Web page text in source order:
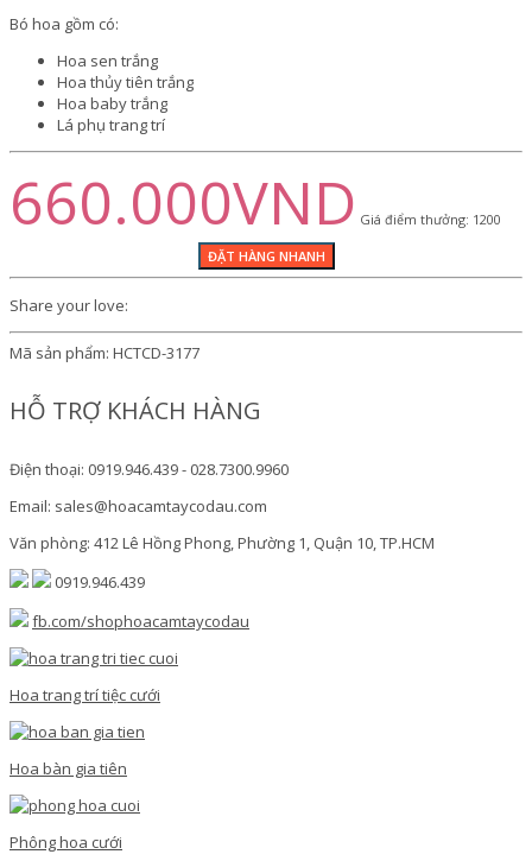
Bó hoa gồm có:
Hoa sen trắng
Hoa thủy tiên trắng
Hoa baby trắng
Lá phụ trang trí
660.000VND Giá điểm thưởng: 1200
Share your love:
Mã sản phẩm: HCTCD-3177
HỖ TRỢ KHÁCH HÀNG
Điện thoại: 0919.946.439 - 028.7300.9960
Email: sales@hoacamtaycodau.com
Văn phòng: 412 Lê Hồng Phong, Phường 1, Quận 10, TP.HCM
0919.946.439
fb.com/shophoacamtaycodau
Hoa trang trí tiệc cưới
Hoa bàn gia tiên
Phông hoa cưới